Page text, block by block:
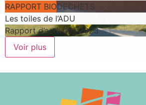
RAPPORT BIODECHETS
Les toiles de l’ADU
Rapport d’activités 2023
Voir plus